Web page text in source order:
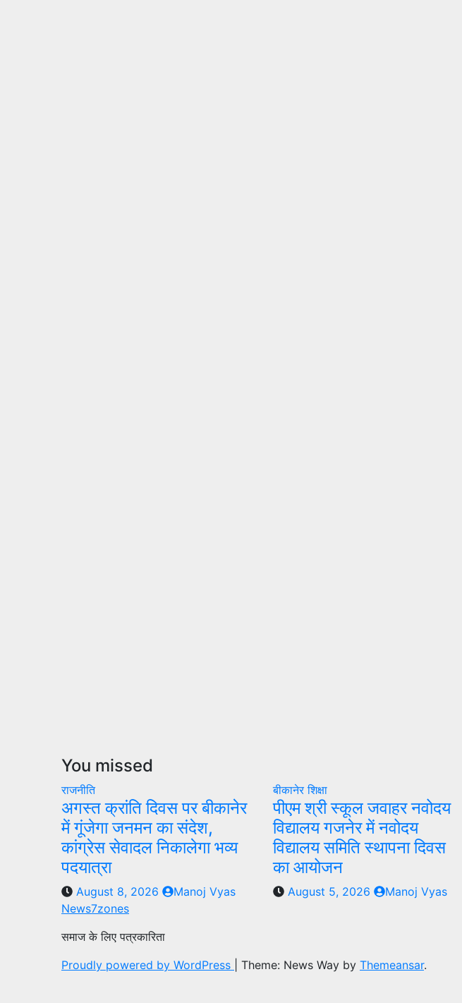
You missed
राजनीति
अगस्त क्रांति दिवस पर बीकानेर
में गूंजेगा जनमन का संदेश,
कांग्रेस सेवादल निकालेगा भव्य
पदयात्रा
August 8, 2026 Manoj Vyas
बीकानेरशिक्षा
पीएम श्री स्कूल जवाहर नवोदय
विद्यालय गजनेर में नवोदय
विद्यालय समिति स्थापना दिवस
का आयोजन
August 5, 2026 Manoj Vyas
News7zones
समाज के लिए पत्रकारिता
Proudly powered by WordPress
Theme: News Way by Themeansar.